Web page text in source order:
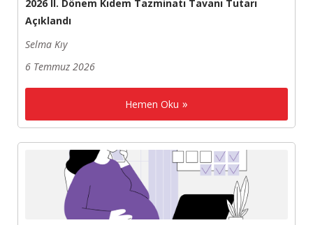
2026 II. Dönem Kıdem Tazminatı Tavanı Tutarı
Açıklandı
Selma Kıy
6 Temmuz 2026
Hemen Oku